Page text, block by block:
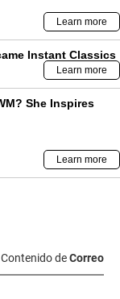
Contenido deCorreo